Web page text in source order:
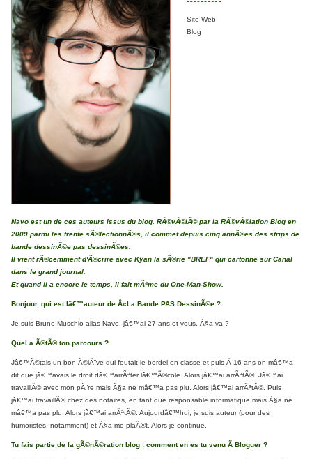
Site Web
Blog
Navo est un de ces auteurs issus du blog. RÃ©vÃ©lÃ© par la RÃ©vÃ©lation Blog en
2009 parmi les trente sÃ©lectionnÃ©s, il commet depuis cinq annÃ©es des strips de
bande dessinÃ©e pas dessinÃ©es.
Il vient rÃ©cemment d'Ã©crire avec Kyan la sÃ©rie "BREF" qui cartonne sur Canal
dans le grand journal.
Et quand il a encore le temps, il fait mÃªme du One-Man-Show.
Bonjour, qui est lâ€™auteur de Â«La Bande PAS DessinÃ©e ?
Je suis Bruno Muschio alias Navo, jâ€™ai 27 ans et vous, Ã§a va ?
Quel a Ã©tÃ© ton parcours ?
Jâ€™Ã©tais un bon Ã©lÃ¨ve qui foutait le bordel en classe et puis Ã 16 ans on mâ€™a
dit que jâ€™avais le droit dâ€™arrÃªter lâ€™Ã©cole. Alors jâ€™ai arrÃªtÃ©. Jâ€™ai
travaillÃ© avec mon pÃ¨re mais Ã§a ne mâ€™a pas plu. Alors jâ€™ai arrÃªtÃ©. Puis
jâ€™ai travaillÃ© chez des notaires, en tant que responsable informatique mais Ã§a ne
mâ€™a pas plu. Alors jâ€™ai arrÃªtÃ©. Aujourdâ€™hui, je suis auteur (pour des
humoristes, notamment) et Ã§a me plaÃ®t. Alors je continue.
Tu fais partie de la gÃ©nÃ©ration blog : comment en es tu venu Ã Bloguer ?